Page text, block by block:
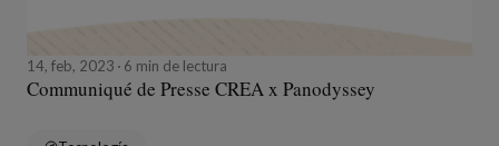
14, feb, 2023 6 min de lectura
Communiqué de Presse CREA x Panodyssey